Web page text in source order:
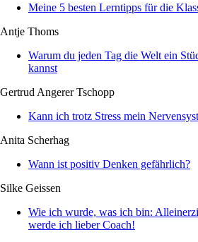
Meine 5 besten Lerntipps für die
Antje Thoms
Warum du jeden Tag die Welt ein
kannst
Gertrud Angerer Tschopp
Kann ich trotz Stress mein
Anita Scherhag
Wann ist positiv Denken gefährlich?
Silke Geissen
Wie ich wurde, was ich bin:
werde ich lieber Coach!